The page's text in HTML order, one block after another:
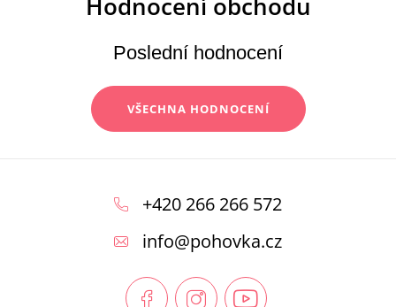
Poslední hodnocení
VŠECHNA HODNOCENÍ
+420 266 266 572
info@pohovka.cz